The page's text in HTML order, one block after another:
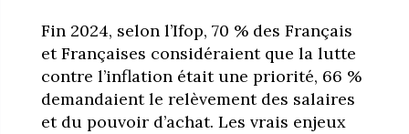
Fin 2024, selon l’Ifop, 70 % des Français
et Françaises considéraient que la lutte
contre l’inflation était une priorité, 66 %
demandaient le relèvement des salaires
et du pouvoir d’achat. Les vrais enjeux